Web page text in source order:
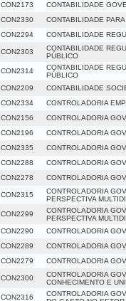
CON2173
CONTABILIDADE
CON2330
CONTABILIDADE
CON2294
CONTABILIDADE
CON2303
CONTABILIDADE
PÚBLICO
CON2314
CONTABILIDADE
PÚBLICO
CON2209
CONTABILIDADE
CON2334
CONTROLADORIA
CON2156
CONTROLADORIA
CON2196
CONTROLADORIA
CON2335
CONTROLADORIA
CON2288
CONTROLADORIA
CON2278
CONTROLADORIA
CON2315
CONTROLADORIA
PERSPECTIVA
CON2299
CONTROLADORIA
PERSPECTIVA
CON2290
CONTROLADORIA
CON2289
CONTROLADORIA
CON2279
CONTROLADORIA
CON2300
CONTROLADORIA
CONHECIMENTO E
CON2316
CONTROLADORIA